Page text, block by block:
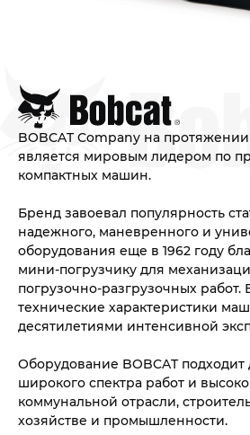
BOBCAT Company на
является мировым лидером по
компактных машин.
Бренд завоевал популярность
надежного, маневренного и
оборудования еще в 1962 году
мини-погрузчику для
погрузочно-разгрузочных работ.
технические характеристики
десятилетиями интенсивной
Оборудование BOBCAT
широкого спектра работ и
коммунальной отрасли,
хозяйстве и промышленности.